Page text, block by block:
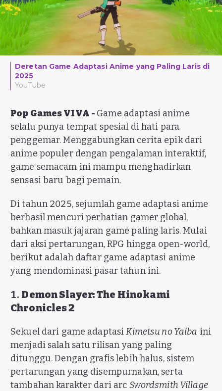
Deretan Game Adaptasi Anime yang Paling Laris di
2025
YouTube
Pop Games VIVA - Game adaptasi anime
selalu punya tempat spesial di hati para
penggemar. Menggabungkan cerita epik dari
anime populer dengan pengalaman interaktif,
game semacam ini mampu menghadirkan
sensasi baru bagi pemain.
Di tahun 2025, sejumlah game adaptasi anime
berhasil mencuri perhatian gamer global,
bahkan masuk jajaran game paling laris. Mulai
dari aksi pertarungan, RPG hingga open-world,
berikut adalah daftar game adaptasi anime
yang mendominasi pasar tahun ini.
1. Demon Slayer: The Hinokami
Chronicles 2
Sekuel dari game adaptasiKimetsu no Yaiba ini
menjadi salah satu rilisan yang paling
ditunggu. Dengan grafis lebih halus, sistem
pertarungan yang disempurnakan, serta
tambahan karakter dari arc Swordsmith Village